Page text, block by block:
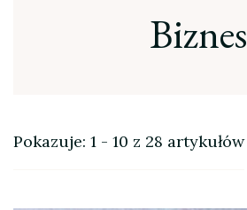
Biznes
Pokazuje: 1 - 10 z 28 artykułów